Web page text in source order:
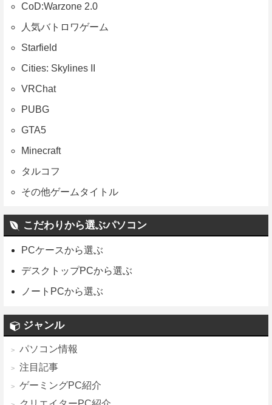
CoD:Warzone 2.0
人気バトロワゲーム
Starfield
Cities: Skylines II
VRChat
PUBG
GTA5
Minecraft
タルコフ
その他ゲームタイトル
こだわりから選ぶパソコン
PCケースから選ぶ
デスクトップPCから選ぶ
ノートPCから選ぶ
ジャンル
パソコン情報
注目記事
ゲーミングPC紹介